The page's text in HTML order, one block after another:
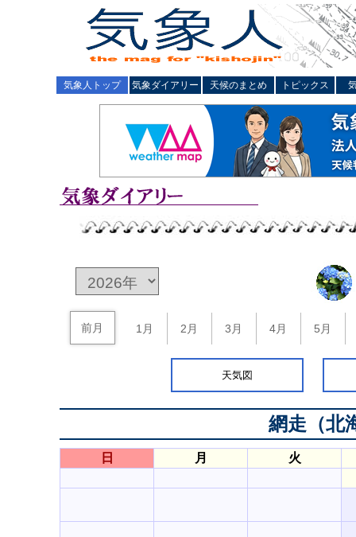
気象人トップ 気象ダイアリー 天候のまとめ トピックス
前月 1月 2月 3月 4月 5月
天気図
網走（北
日 月 火